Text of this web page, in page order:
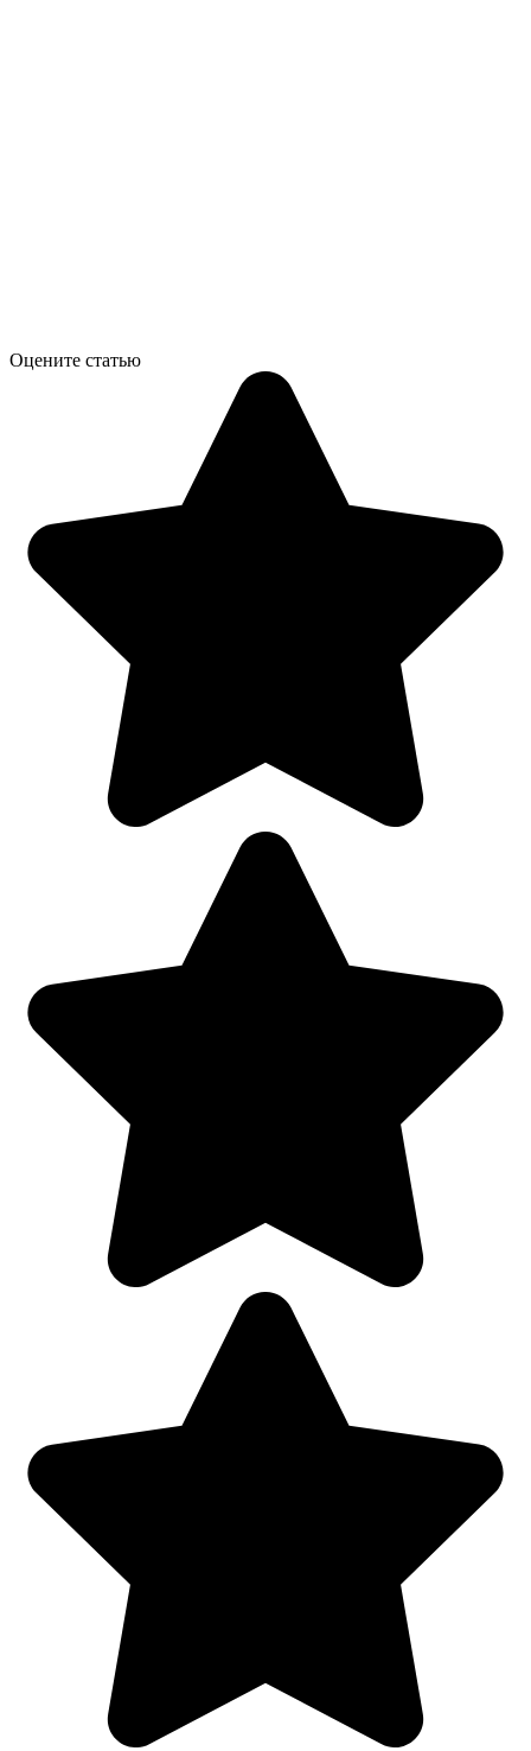
Оцените статью